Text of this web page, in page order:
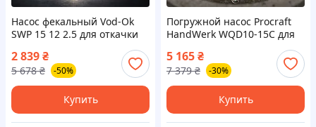
Насос фекальный Vod-Ok
SWP 15 12 2.5 для откачки
выгребных ям и септиков
из нержавеющей стали
мощностью 2500 Вт
2 839₴
5 678 ₴ -50%
Купить
Погружной насос Procraft
HandWerk WQD10-15C для
септиков и канализации, с
измельчителем и 250 л мин
надежный помощник
5 165₴
7 379 ₴ -30%
Купить